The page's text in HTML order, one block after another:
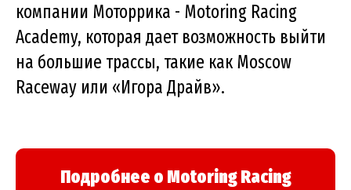
компании Моторрика - Motoring Racing
Academy, которая дает возможность выйти
на большие трассы, такие как Moscow
Raceway или «Игора Драйв».
Подробнее о Motoring Racing